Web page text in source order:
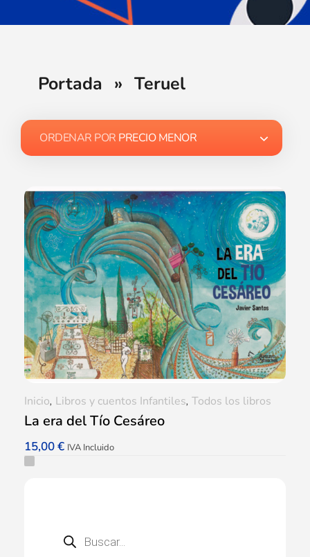
Portada » Teruel
ORDENAR POR PRECIO MENOR
La era del Tío Cesáreo
15,00€ IVA Incluido
Inicio, Libros y cuentos Infantiles, Todos los libros